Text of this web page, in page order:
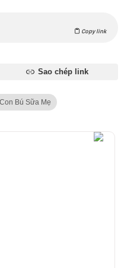
Copy link
Sao chép link
Bú Sữa Mẹ